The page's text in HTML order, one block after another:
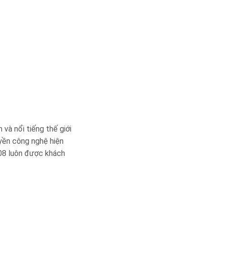
và nổi tiếng thế giới
công nghệ hiện
luôn được khách